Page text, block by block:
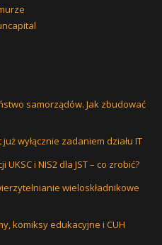
samorządów. Jak zbudować
wyłącznie zadaniem działu IT
i NIS2 dla JST – co zrobić?
wieloskładnikowe
komiksy edukacyjne i CUH